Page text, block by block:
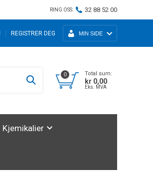
RING OSS: 32 88 52 00
MIN SIDE
REGISTRER DEG
0 Total sum:
kr 0,00
Eks. MVA
Kjemikalier